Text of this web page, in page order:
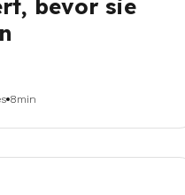
bevor sie
8min